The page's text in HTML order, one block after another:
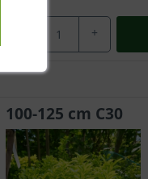
+
100-125 cm C30